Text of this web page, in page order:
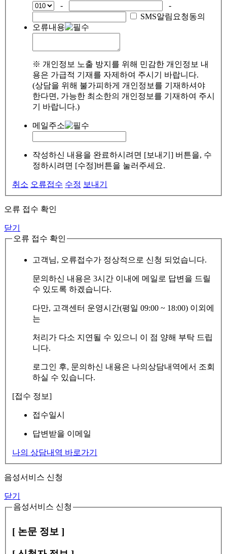
-
-
SMS알림요청동의
오류내용
※ 개인정보 노출 방지를 위해 민감한 개인정보 내
용은 가급적 기재를 자제하여 주시기 바랍니다.
(상담을 위해 불가피하게 개인정보를 기재하셔야
한다면, 가능한 최소한의 개인정보를 기재하여 주시
기 바랍니다.)
메일주소
작성하신 내용을 완료하시려면 [보내기] 버튼을, 수
정하시려면 [수정]버튼을 눌러주세요.
취소 오류접수 수정 보내기
오류 접수 확인
닫기
오류 접수 확인
고객님, 오류접수가 정상적으로 신청 되었습니다.
문의하신 내용은 3시간 이내에 메일로 답변을 드릴
수 있도록 하겠습니다.
다만, 고객센터 운영시간(평일 09:00 ~ 18:00) 이외에
는
처리가 다소 지연될 수 있으니 이 점 양해 부탁 드립
니다.
로그인 후, 문의하신 내용은 나의상담내역에서 조회
하실 수 있습니다.
[접수 정보]
접수일시
답변받을 이메일
나의 상담내역 바로가기
음성서비스 신청
닫기
음성서비스 신청
[ 논문 정보 ]